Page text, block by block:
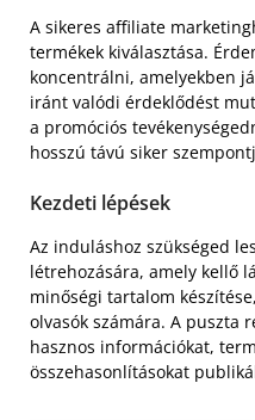
A sikeres affiliate
termékek kiválasztása.
koncentrálni, amelyekben
iránt valódi érdeklődést
a promóciós
hosszú távú siker
Kezdeti lépések
Az induláshoz szükséged
létrehozására, amely kellő
minőségi tartalom
olvasók számára. A puszta
hasznos információkat,
összehasonlításokat